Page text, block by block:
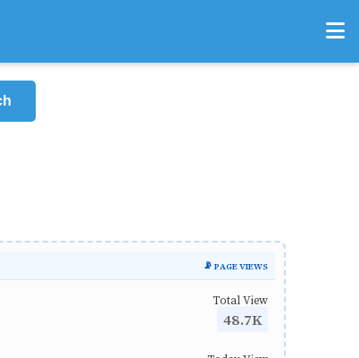
📡 PAGE VIEWS
Total View
48.7K